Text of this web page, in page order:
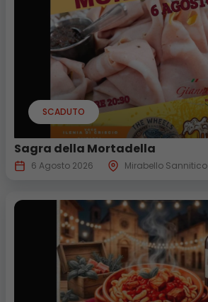
SCADUTO
Sagra della Mortadella
6 Agosto 2026 Mirabello Sannitico